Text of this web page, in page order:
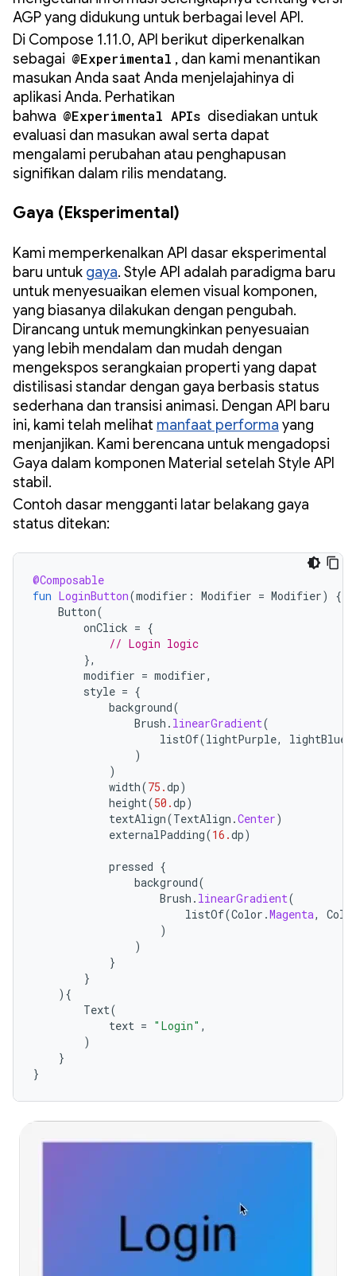
AGP yang didukung untuk berbagai level API.
Di Compose 1.11.0, API berikut diperkenalkan
sebagai @Experimental , dan kami menantikan
masukan Anda saat Anda menjelajahinya di
aplikasi Anda. Perhatikan
bahwa @Experimental APIs disediakan untuk
evaluasi dan masukan awal serta dapat
mengalami perubahan atau penghapusan
signifikan dalam rilis mendatang.
Gaya (Eksperimental)
Kami memperkenalkan API dasar eksperimental
baru untuk gaya. Style API adalah paradigma baru
untuk menyesuaikan elemen visual komponen,
yang biasanya dilakukan dengan pengubah.
Dirancang untuk memungkinkan penyesuaian
yang lebih mendalam dan mudah dengan
mengekspos serangkaian properti yang dapat
distilisasi standar dengan gaya berbasis status
sederhana dan transisi animasi. Dengan API baru
ini, kami telah melihat manfaat performa yang
menjanjikan. Kami berencana untuk mengadopsi
Gaya dalam komponen Material setelah Style API
stabil.
Contoh dasar mengganti latar belakang gaya
status ditekan:
@Composable
fun LoginButton(modifier : Modifier = Modifier)
{
Button(
onClick = {
// Login logic
},
modifier = modifier,
style = {
background(
Brush . linearGradient(
listOf(lightPurple, lightBlue
)
)
width(75.dp)
height(50.dp)
textAlign(TextAlign .Center)
externalPadding(16.dp)
pressed {
background(
Brush . linearGradient(
listOf(Color .Magenta,
)
)
}
}
){
Text(
text = "Login" ,
)
}
}